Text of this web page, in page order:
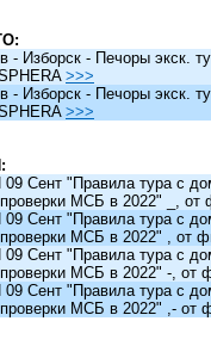
Изборск - Печоры экск.
>>>
Изборск - Печоры экск.
>>>
Сент "Правила тура с
проверки МСБ в 2022" _,
Сент "Правила тура с
проверки МСБ в 2022" ,
Сент "Правила тура с
проверки МСБ в 2022" -,
Сент "Правила тура с
проверки МСБ в 2022" ,-